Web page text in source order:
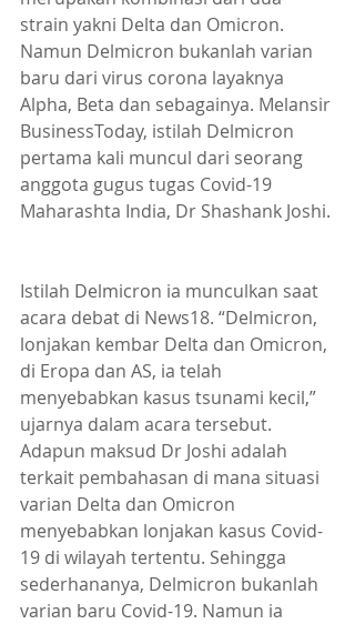
strain yakni Delta dan Omicron.
Namun Delmicron bukanlah varian
baru dari virus corona layaknya
Alpha, Beta dan sebagainya. Melansir
BusinessToday, istilah Delmicron
pertama kali muncul dari seorang
anggota gugus tugas Covid-19
Maharashta India, Dr Shashank Joshi.
Istilah Delmicron ia munculkan saat
acara debat di News18. “Delmicron,
lonjakan kembar Delta dan Omicron,
di Eropa dan AS, ia telah
menyebabkan kasus tsunami kecil,”
ujarnya dalam acara tersebut.
Adapun maksud Dr Joshi adalah
terkait pembahasan di mana situasi
varian Delta dan Omicron
menyebabkan lonjakan kasus Covid-
19 di wilayah tertentu. Sehingga
sederhananya, Delmicron bukanlah
varian baru Covid-19. Namun ia